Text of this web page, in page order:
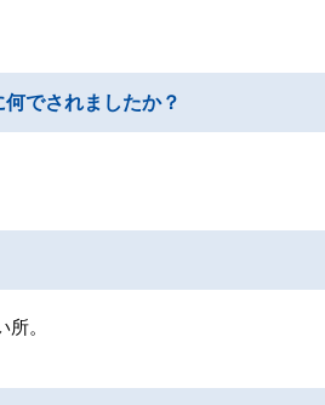
でされましたか？
。